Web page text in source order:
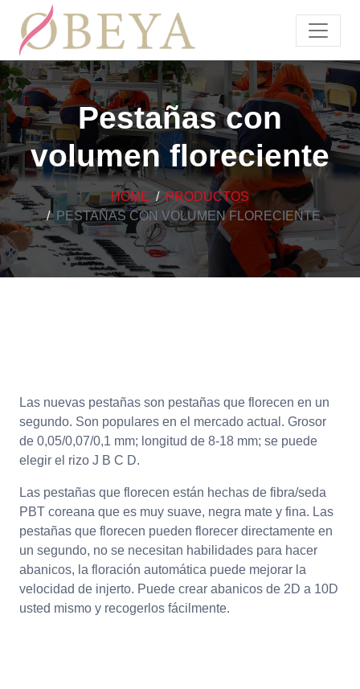
Pestañas con
volumen floreciente
HOME
PRODUCTOS
PESTAÑAS CON VOLUMEN FLORECIENTE
Las nuevas pestañas son pestañas que florecen en un
segundo. Son populares en el mercado actual. Grosor
de 0,05/0,07/0,1 mm; longitud de 8-18 mm; se puede
elegir el rizo J B C D.
Las pestañas que florecen están hechas de fibra/seda
PBT coreana que es muy suave, negra mate y fina. Las
pestañas que florecen pueden florecer directamente en
un segundo, no se necesitan habilidades para hacer
abanicos, la floración automática puede mejorar la
velocidad de injerto. Puede crear abanicos de 2D a 10D
usted mismo y recogerlos fácilmente.